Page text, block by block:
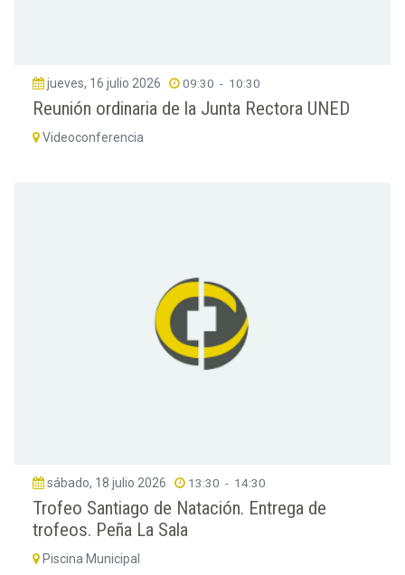
jueves, 16 julio 2026 09:30 - 10:30
Reunión ordinaria de la Junta Rectora UNED
Videoconferencia
sábado, 18 julio 2026 13:30 - 14:30
Trofeo Santiago de Natación. Entrega de
trofeos. Peña La Sala
Piscina Municipal